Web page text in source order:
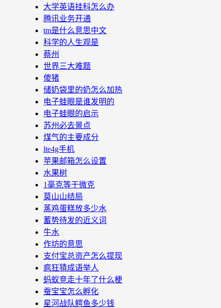
大学英语挂科怎么办
腾讯业务开通
tm是什么意思中文
科学的人生观是
蔡州
世界三大难题
傻猪
储奶袋里的奶怎么加热
电子蛙眼是谁发明的
电子蛙眼的启示
苏州必去景点
煤气的主要成分
lte4g手机
苹果邮箱怎么设置
水果树
1毫克等于微克
莫山山结局
蒸鸡蛋糕放多少水
蓄势待发的近义词
牛水
作坊的意思
支付宝总资产怎么提现
疯狂猜成语举人
蚂蚁竞走十年了什么梗
蚕宝宝怎么孵化
星河战队鳄鱼多少钱